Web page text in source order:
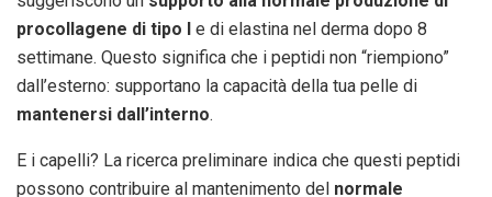
procollagene di tipo I
e di elastina nel derma dopo 8
settimane. Questo significa che i peptidi non “riempiono”
dall’esterno: supportano la capacità della tua pelle di
mantenersi dall’interno.
E i capelli? La ricerca preliminare indica che questi peptidi
possono contribuire al mantenimento del normale